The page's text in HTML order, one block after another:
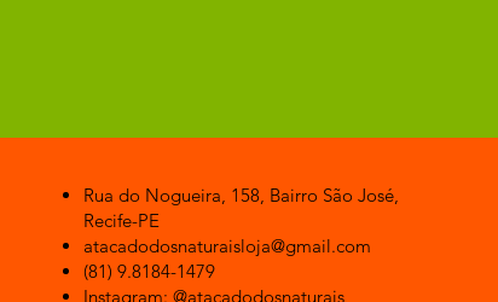
Rua do Nogueira, 158, Bairro São José,
Recife-PE
atacadodosnaturaisloja@gmail.com
(81) 9.8184-1479
Instagram: @atacadodosnaturais